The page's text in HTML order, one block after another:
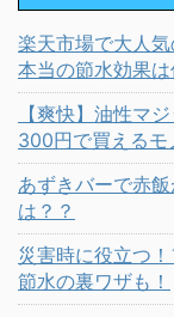
楽天市場で大人
本当の節水効果は
【爽快】油性マ
300円で買えるモ
あずきバーで赤
は？？
災害時に役立つ
節水の裏ワザも！